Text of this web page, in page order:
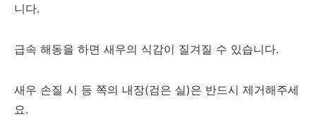
니다.
급속 해동을 하면 새우의 식감이 질겨질 수 있습니다.
새우 손질 시 등 쪽의 내장(검은 실)은 반드시 제거해주세
요.